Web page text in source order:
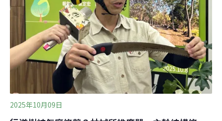
康、能源使用和氣候調適。但令人擔心的是，政策溝通若
把焦點放在「種樹」兩字，很容易讓民眾以為都市熱島可
以靠一人一樹、企業 ESG 認養、社區綠化來解決。這會
讓問題失焦，也可能讓資源配置走錯方向。台灣都市熱島
的成因，不能只歸咎於樹不夠。更大的問題在於，過
2025年10月09日